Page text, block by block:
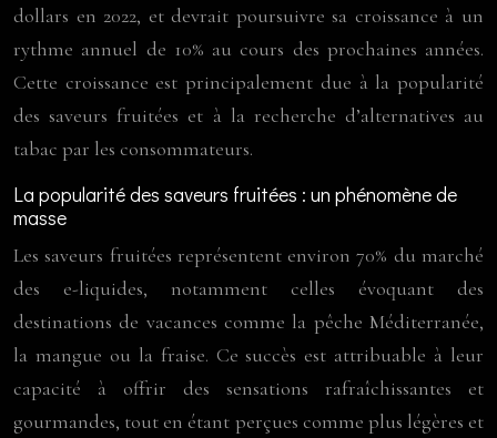
dollars en 2022, et devrait poursuivre sa croissance à un
rythme annuel de 10% au cours des prochaines années.
Cette croissance est principalement due à la popularité
des saveurs fruitées et à la recherche d’alternatives au
tabac par les consommateurs.
La popularité des saveurs fruitées : un phénomène de
masse
Les saveurs fruitées représentent environ 70% du marché
des e-liquides, notamment celles évoquant des
destinations de vacances comme la pêche Méditerranée,
la mangue ou la fraise. Ce succès est attribuable à leur
capacité à offrir des sensations rafraîchissantes et
gourmandes, tout en étant perçues comme plus légères et